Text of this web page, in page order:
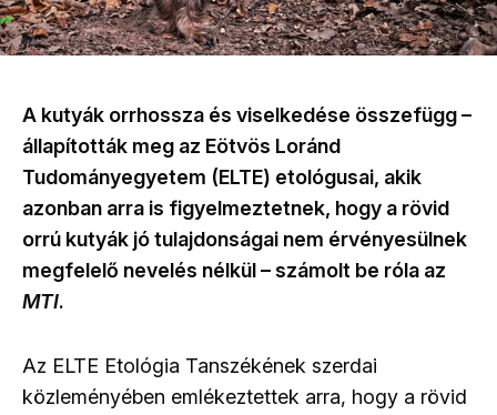
A kutyák orrhossza és viselkedése összefügg–
állapították meg az Eötvös Loránd
Tudományegyetem (ELTE) etológusai, akik
azonban arra is figyelmeztetnek, hogy a rövid
orrú kutyák jó tulajdonságai nem érvényesülnek
megfelelő nevelés nélkül – számolt be róla az
MTI.
Az ELTE Etológia Tanszékének szerdai
közleményében emlékeztettek arra, hogy a rövid